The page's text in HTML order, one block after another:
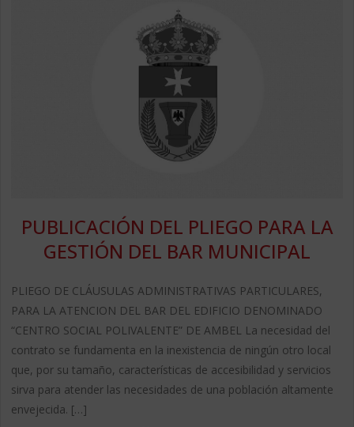
PUBLICACIÓN DEL PLIEGO PARA LA
GESTIÓN DEL BAR MUNICIPAL
PLIEGO DE CLÁUSULAS ADMINISTRATIVAS PARTICULARES,
PARA LA ATENCION DEL BAR DEL EDIFICIO DENOMINADO
“CENTRO SOCIAL POLIVALENTE” DE AMBEL La necesidad del
contrato se fundamenta en la inexistencia de ningún otro local
que, por su tamaño, características de accesibilidad y servicios
sirva para atender las necesidades de una población altamente
envejecida. […]